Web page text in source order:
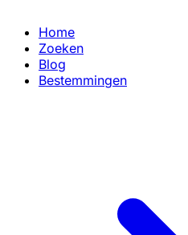
Home
Zoeken
Blog
Bestemmingen